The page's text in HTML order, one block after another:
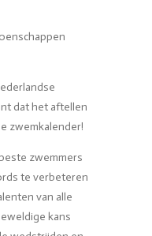
dat het aftellen
zwemkalender!
zwemmers
te verbeteren
van alle
kans